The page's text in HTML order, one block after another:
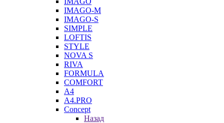
IMAGO-M
IMAGO-S
SIMPLE
LOFTIS
STYLE
NOVA S
RIVA
FORMULA
COMFORT
A4
A4.PRO
Concept
Назад